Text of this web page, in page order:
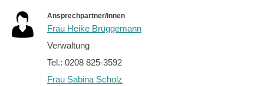
Ansprechpartner/innen
Frau Heike Brüggemann
Verwaltung
Tel.: 0208 825-3592
Frau Sabina Scholz